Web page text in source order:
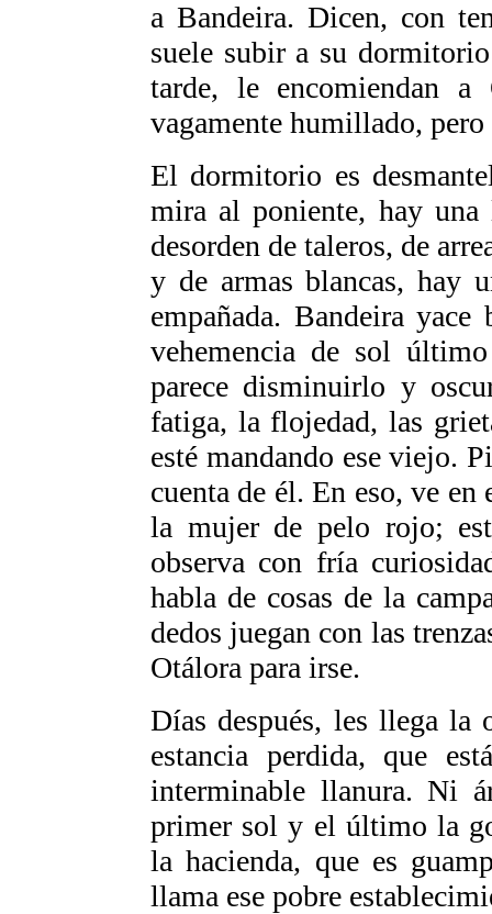
a Bandeira. Dicen, con
suele subir a su
tarde, le encomiendan a
vagamente humillado,
El dormitorio es
mira al poniente, hay una
desorden de taleros, de
y de armas blancas, hay
empañada. Bandeira
vehemencia de sol
parece disminuirlo y
fatiga, la flojedad, las
esté mandando ese viejo.
cuenta de él. En eso, ve
la mujer de pelo rojo;
observa con fría
habla de cosas de la
dedos juegan con las
Otálora para irse.
Días después, les llega
estancia perdida, que
interminable llanura. Ni
primer sol y el último la
la hacienda, que es
llama ese pobre